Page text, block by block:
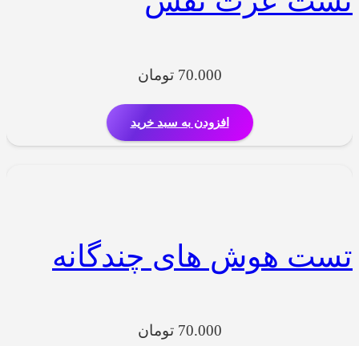
70.000 تومان
افزودن به سبد خرید
تست هوش های چندگانه
70.000 تومان